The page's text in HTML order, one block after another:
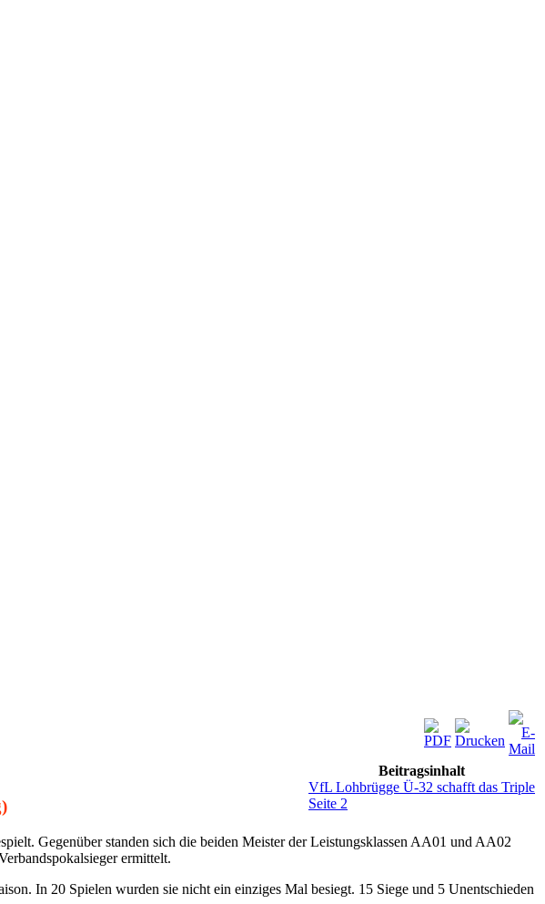
Beitragsinhalt
VfL Lohbrügge Ü-32 schafft das Triple
Seite 2
Gegenüber standen sich die beiden Meister der Leistungsklassen AA01 und AA02
ermittelt.
In 20 Spielen wurden sie nicht ein einziges Mal besiegt. 15 Siege und 5 Unentschieden